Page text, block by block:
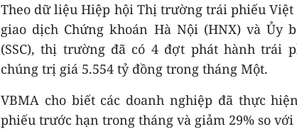
Theo dữ liệu Hiệp hội Thị trường trái phiếu Việt
giao dịch Chứng khoán Hà Nội (HNX) và Ủy
(SSC), thị trường đã có 4 đợt phát hành trái
chúng trị giá 5.554 tỷ đồng trong tháng Một.
VBMA cho biết các doanh nghiệp đã thực
phiếu trước hạn trong tháng và giảm 29% so